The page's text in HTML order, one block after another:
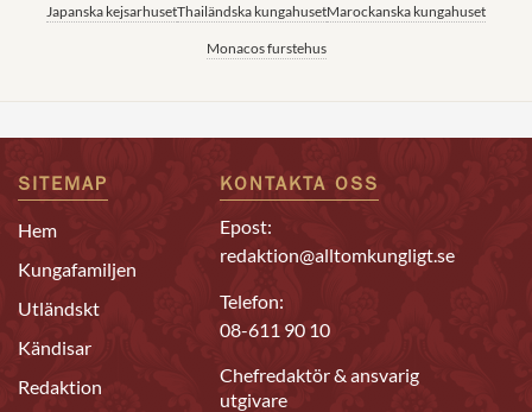
Japanska kejsarhusetThailändska kungahusetMarockanska kungahuset
Monacos furstehus
SITEMAP
Hem
Kungafamiljen
Utländskt
Kändisar
Redaktion
KONTAKTA OSS
Epost:
redaktion@alltomkungligt.se
Telefon:
08-611 90 10
Chefredaktör & ansvarig
utgivare